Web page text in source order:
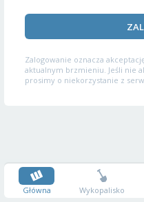
Zalogowanie oznacza
aktualnym brzmieniu. Jeśli nie
prosimy o niekorzystanie z
Główna Wykopalisko